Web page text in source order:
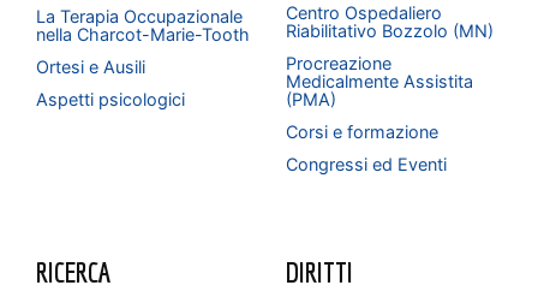
La Terapia Occupazionale
nella Charcot-Marie-Tooth
Ortesi e Ausili
Aspetti psicologici
Centro Ospedaliero
Riabilitativo Bozzolo (MN)
Procreazione
Medicalmente Assistita
(PMA)
Corsi e formazione
Congressi ed Eventi
RICERCA DIRITTI